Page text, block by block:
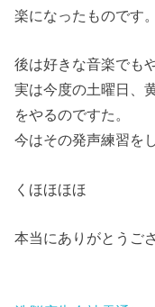
楽になったものです。
後は好きな音楽でも
実は今度の土曜日、
をやるのですた。
今はその発声練習を
くほほほほ
本当にありがとうご